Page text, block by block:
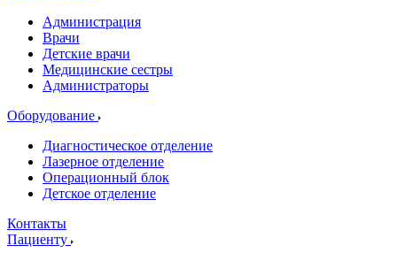
Администрация
Врачи
Детские врачи
Медицинские сестры
Администраторы
Оборудование
Диагностическое отделение
Лазерное отделение
Операционный блок
Детское отделение
Контакты
Пациенту